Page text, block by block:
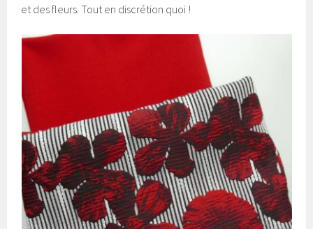
et des fleurs. Tout en discrétion quoi !